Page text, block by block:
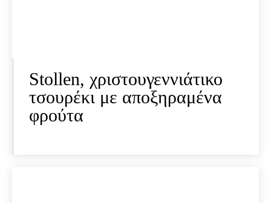
Stollen, χριστουγεννιάτικο
τσουρέκι με αποξηραμένα
φρούτα